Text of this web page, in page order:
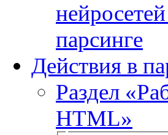
парсинге
Действия в
Раздел
HTML»